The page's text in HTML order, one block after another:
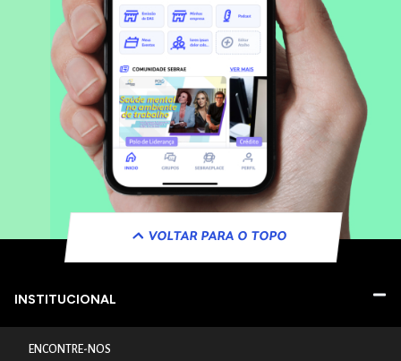
VOLTAR PARA O TOPO
INSTITUCIONAL
ENCONTRE-NOS